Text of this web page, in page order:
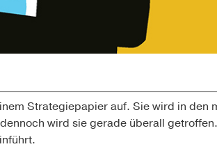
Strategiepapier auf. Sie wird in den
wird sie gerade überall